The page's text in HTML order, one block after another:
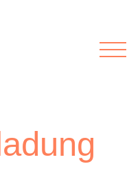
I&L